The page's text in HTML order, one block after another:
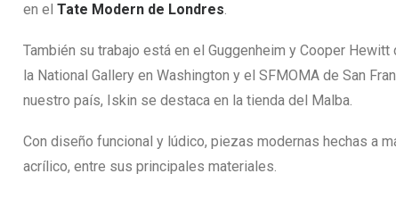
en el Tate Modern de Londres.
También su trabajo está en el Guggenheim y Cooper Hewitt
la National Gallery en Washington y el SFMOMA de San
nuestro país, Iskin se destaca en la tienda del Malba.
Con diseño funcional y lúdico, piezas modernas hechas a
acrílico, entre sus principales materiales.